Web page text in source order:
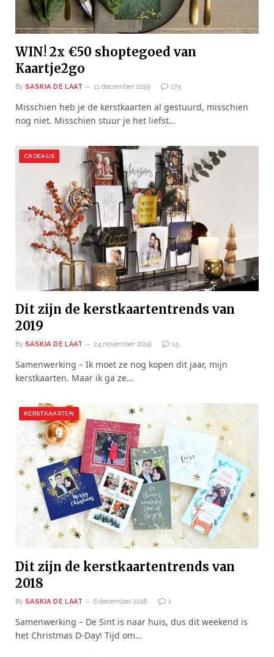
WIN! 2x €50 shoptegoed van
Kaartje2go
By SASKIA DE LAAT 11 december 2019 175
Misschien heb je de kerstkaarten al gestuurd, misschien
nog niet. Misschien stuur je het liefst…
CADEAUS
Dit zijn de kerstkaartentrends van
2019
By SASKIA DE LAAT 24 november 2019 15
Samenwerking – Ik moet ze nog kopen dit jaar, mijn
kerstkaarten. Maar ik ga ze…
KERSTKAARTEN
Dit zijn de kerstkaartentrends van
2018
By SASKIA DE LAAT 6 december 2018 1
Samenwerking – De Sint is naar huis, dus dit weekend is
het Christmas D-Day! Tijd om…